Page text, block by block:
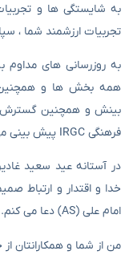
به شایستگی ها و
تجربیات ارزشمند شما ،
به روزرسانی های مداوم
بینش و همچنین گسترش
فرهنگی IRGC پیش بینی می شود.
در آستانه عید سعید
خدا و اقتدار و ارتباط
امام علی (AS) دعا می کنم.
من از شما و همکارانتان